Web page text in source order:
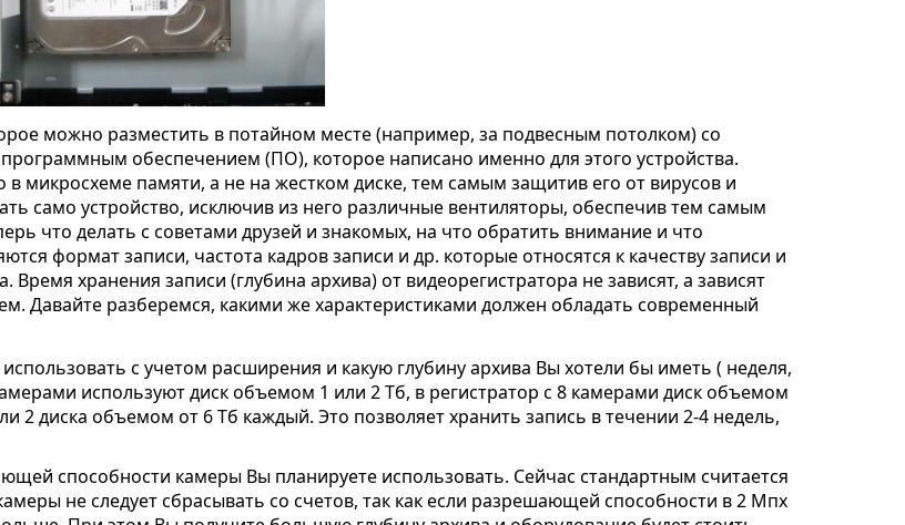
можно разместить в потайном месте (например, за подвесным потолком) со
обеспечением (ПО), которое написано именно для этого устройства.
микросхеме памяти, а не на жестком диске, тем самым защитив его от вирусов и
само устройство, исключив из него различные вентиляторы, обеспечив тем самым
что делать с советами друзей и знакомых, на что обратить внимание и что
формат записи, частота кадров записи и др. которые относятся к качеству записи и
хранения записи (глубина архива) от видеорегистратора не зависят, а зависят
Давайте разберемся, какими же характеристиками должен обладать современный
с учетом расширения и какую глубину архива Вы хотели бы иметь ( неделя,
используют диск объемом 1 или 2 Тб, в регистратор с 8 камерами диск объемом
2 диска объемом от 6 Тб каждый. Это позволяет хранить запись в течении 2-4 недель,
способности камеры Вы планируете использовать. Сейчас стандартным считается
не следует сбрасывать со счетов, так как если разрешающей способности в 2 Мпх